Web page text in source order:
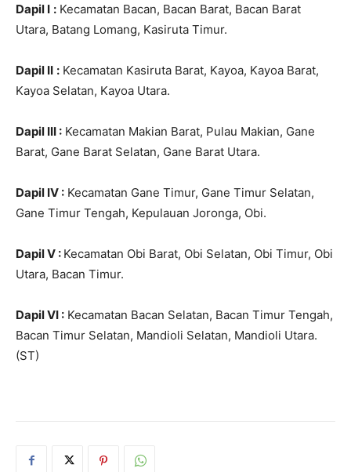
Dapil I : Kecamatan Bacan, Bacan Barat, Bacan Barat
Utara, Batang Lomang, Kasiruta Timur.
Dapil II : Kecamatan Kasiruta Barat, Kayoa, Kayoa Barat,
Kayoa Selatan, Kayoa Utara.
Dapil III : Kecamatan Makian Barat, Pulau Makian, Gane
Barat, Gane Barat Selatan, Gane Barat Utara.
Dapil IV : Kecamatan Gane Timur, Gane Timur Selatan,
Gane Timur Tengah, Kepulauan Joronga, Obi.
Dapil V : Kecamatan Obi Barat, Obi Selatan, Obi Timur, Obi
Utara, Bacan Timur.
Dapil VI : Kecamatan Bacan Selatan, Bacan Timur Tengah,
Bacan Timur Selatan, Mandioli Selatan, Mandioli Utara.
(ST)